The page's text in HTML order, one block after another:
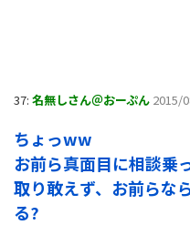
37: 名無しさん＠おーぷん 2015/
ちょっww
お前ら真面目に相談乗
取り敢えず、お前らな
る?